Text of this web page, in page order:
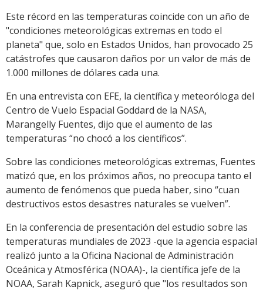
Este récord en las temperaturas coincide con un año de
"condiciones meteorológicas extremas en todo el
planeta" que, solo en Estados Unidos, han provocado 25
catástrofes que causaron daños por un valor de más de
1.000 millones de dólares cada una.
En una entrevista con EFE, la científica y meteoróloga del
Centro de Vuelo Espacial Goddard de la NASA,
Marangelly Fuentes, dijo que el aumento de las
temperaturas “no chocó a los científicos”.
Sobre las condiciones meteorológicas extremas, Fuentes
matizó que, en los próximos años, no preocupa tanto el
aumento de fenómenos que pueda haber, sino “cuan
destructivos estos desastres naturales se vuelven”.
En la conferencia de presentación del estudio sobre las
temperaturas mundiales de 2023 -que la agencia espacial
realizó junto a la Oficina Nacional de Administración
Oceánica y Atmosférica (NOAA)-, la científica jefe de la
NOAA, Sarah Kapnick, aseguró que "los resultados son